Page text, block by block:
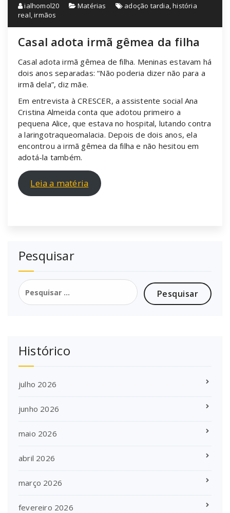
ialhomol20 Matérias adoção tardia,história
real,irmãos
Casal adota irmã gêmea da filha
Casal adota irmã gêmea de filha. Meninas estavam há
dois anos separadas: “Não poderia dizer não para a
irmã dela”, diz mãe.
Em entrevista à CRESCER, a assistente social Ana
Cristina Almeida conta que adotou primeiro a
pequena Alice, que estava no hospital, lutando contra
a laringotraqueomalacia. Depois de dois anos, ela
encontrou a irmã gêmea da filha e não hesitou em
adotá-la também.
Leia a matéria
Pesquisar
Pesquisar
por:
Histórico
julho 2026
junho 2026
maio 2026
abril 2026
março 2026
fevereiro 2026